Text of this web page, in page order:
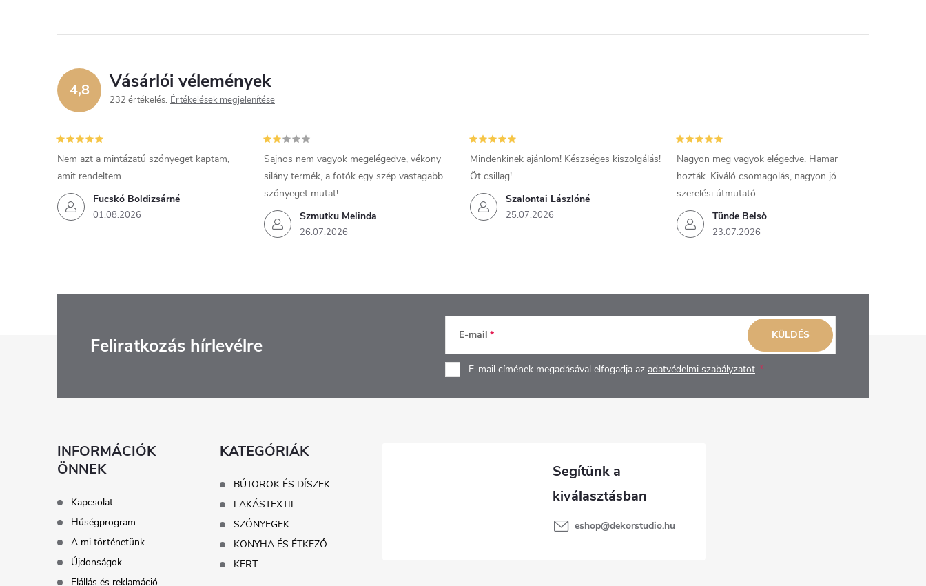
4,8 Vásárlói vélemények
232 értékelés Értékelések megjelenítése
Fucskó Boldizsárné
01.08.2026
Nem azt a mintázatú szőnyeget kaptam,
amit rendeltem.
Szmutku Melinda
26.07.2026
Sajnos nem vagyok megelégedve, vékony
silány termék, a fotók egy szép vastagabb
szőnyeget mutat!
Szalontai Lászlóné
25.07.2026
Mindenkinek ajánlom! Készséges kiszolgálás!
Öt csillag!
Tünde Belső
23.07.2026
Nagyon meg vagyok elégedve. Hamar
hozták. Kiváló csomagolás, nagyon jó
szerelési útmutató.
Feliratkozás hírlevélre E-mail
E-mail címének megadásával elfogadja az adatvédelmi szabályzatot.
KÜLDÉS
INFORMÁCIÓK
ÖNNEK
Kapcsolat
Hűségprogram
A mi történetünk
Újdonságok
Elállás és reklamáció
KATEGÓRIÁK
BÚTOROK ÉS DÍSZEK
LAKÁSTEXTIL
SZŐNYEGEK
KONYHA ÉS ÉTKEZŐ
KERT
eshop@dekorstudio.hu